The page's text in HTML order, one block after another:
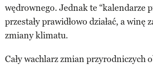
wędrownego. Jednak te “kalendarze
przestały prawidłowo działać, a winę
zmiany klimatu.
Cały wachlarz zmian przyrodniczych